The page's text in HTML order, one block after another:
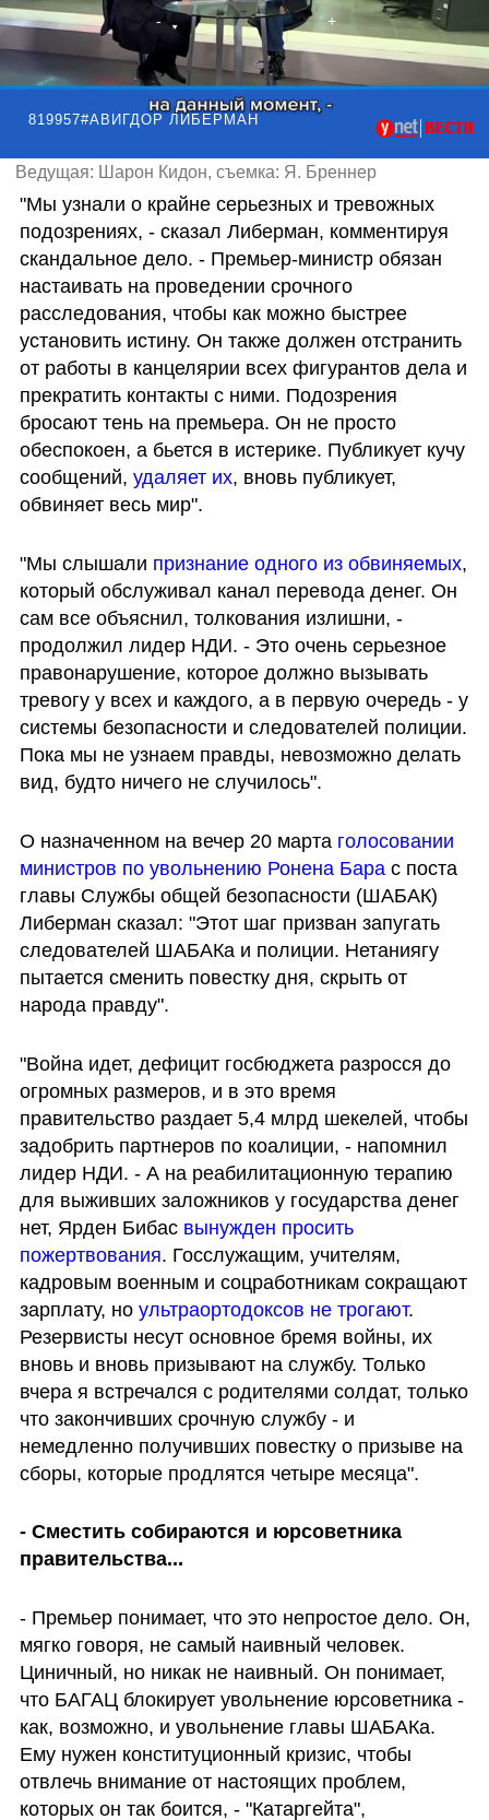
819957#АВИГДОР ЛИБЕРМАН
Ведущая: Шарон Кидон, съемка: Я. Бреннер
"Мы узнали о крайне серьезных и тревожных
подозрениях, - сказал Либерман, комментируя
скандальное дело. - Премьер-министр обязан
настаивать на проведении срочного
расследования, чтобы как можно быстрее
установить истину. Он также должен отстранить
от работы в канцелярии всех фигурантов дела и
прекратить контакты с ними. Подозрения
бросают тень на премьера. Он не просто
обеспокоен, а бьется в истерике. Публикует кучу
сообщений, удаляет их, вновь публикует,
обвиняет весь мир".
"Мы слышали признание одного из обвиняемых,
который обслуживал канал перевода денег. Он
сам все объяснил, толкования излишни, -
продолжил лидер НДИ. - Это очень серьезное
правонарушение, которое должно вызывать
тревогу у всех и каждого, а в первую очередь - у
системы безопасности и следователей полиции.
Пока мы не узнаем правды, невозможно делать
вид, будто ничего не случилось".
О назначенном на вечер 20 марта голосовании
министров по увольнению Ронена Бара с поста
главы Службы общей безопасности (ШАБАК)
Либерман сказал: "Этот шаг призван запугать
следователей ШАБАКа и полиции. Нетаниягу
пытается сменить повестку дня, скрыть от
народа правду".
"Война идет, дефицит госбюджета разросся до
огромных размеров, и в это время
правительство раздает 5,4 млрд шекелей, чтобы
задобрить партнеров по коалиции, - напомнил
лидер НДИ. - А на реабилитационную терапию
для выживших заложников у государства денег
нет, Ярден Бибас вынужден просить
пожертвования. Госслужащим, учителям,
кадровым военным и соцработникам сокращают
зарплату, но ультраортодоксов не трогают.
Резервисты несут основное бремя войны, их
вновь и вновь призывают на службу. Только
вчера я встречался с родителями солдат, только
что закончивших срочную службу - и
немедленно получивших повестку о призыве на
сборы, которые продлятся четыре месяца".
- Сместить собираются и юрсоветника
правительства...
- Премьер понимает, что это непростое дело. Он,
мягко говоря, не самый наивный человек.
Циничный, но никак не наивный. Он понимает,
что БАГАЦ блокирует увольнение юрсоветника -
как, возможно, и увольнение главы ШАБАКа.
Ему нужен конституционный кризис, чтобы
отвлечь внимание от настоящих проблем,
которых он так боится, - "Катаргейта",